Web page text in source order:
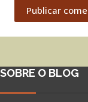
Publicar
SOBRE O BLOG